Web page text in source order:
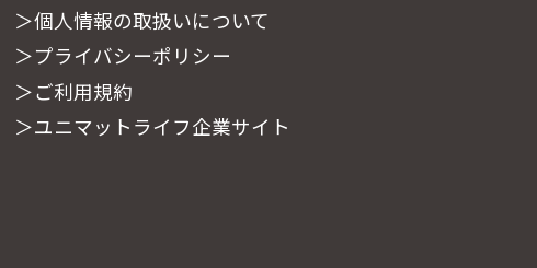
＞個人情報の取扱いについて
＞プライバシーポリシー
＞ご利用規約
＞ユニマットライフ企業サイト